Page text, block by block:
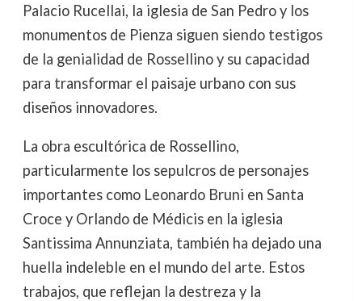
Palacio Rucellai, la iglesia de San Pedro y los
monumentos de Pienza siguen siendo testigos
de la genialidad de Rossellino y su capacidad
para transformar el paisaje urbano con sus
diseños innovadores.
La obra escultórica de Rossellino,
particularmente los sepulcros de personajes
importantes como Leonardo Bruni en Santa
Croce y Orlando de Médicis en la iglesia
Santissima Annunziata, también ha dejado una
huella indeleble en el mundo del arte. Estos
trabajos, que reflejan la destreza y la